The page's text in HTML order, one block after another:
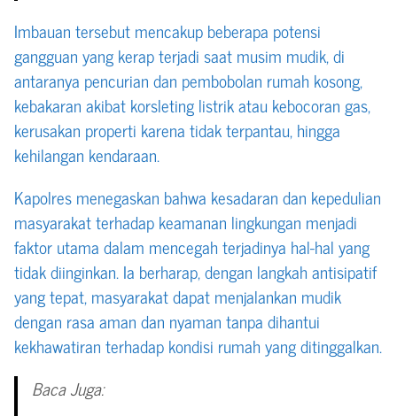
Imbauan tersebut mencakup beberapa potensi
gangguan yang kerap terjadi saat musim mudik, di
antaranya pencurian dan pembobolan rumah kosong,
kebakaran akibat korsleting listrik atau kebocoran gas,
kerusakan properti karena tidak terpantau, hingga
kehilangan kendaraan.
Kapolres menegaskan bahwa kesadaran dan kepedulian
masyarakat terhadap keamanan lingkungan menjadi
faktor utama dalam mencegah terjadinya hal-hal yang
tidak diinginkan. Ia berharap, dengan langkah antisipatif
yang tepat, masyarakat dapat menjalankan mudik
dengan rasa aman dan nyaman tanpa dihantui
kekhawatiran terhadap kondisi rumah yang ditinggalkan.
Baca Juga: